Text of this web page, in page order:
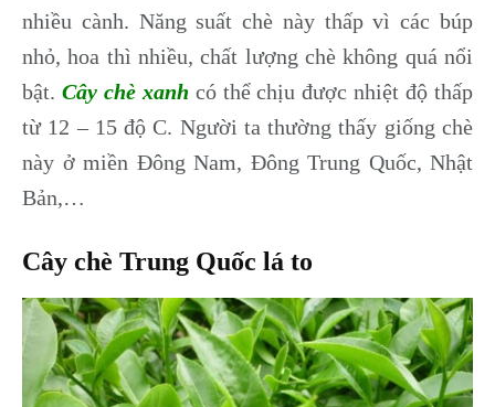
nhiều cành. Năng suất chè này thấp vì các búp
nhỏ, hoa thì nhiều, chất lượng chè không quá nổi
bật. Cây chè xanh có thể chịu được nhiệt độ thấp
từ 12 – 15 độ C. Người ta thường thấy giống chè
này ở miền Đông Nam, Đông Trung Quốc, Nhật
Bản,…
Cây chè Trung Quốc lá to